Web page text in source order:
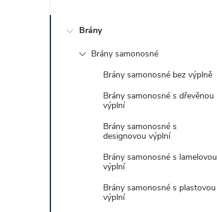
p
Brány
Brány samonosné
Brány samonosné bez výplně
Brány samonosné s dřevěnou
výplní
Brány samonosné s
designovou výplní
Brány samonosné s lamelovou
výplní
Brány samonosné s plastovou
výplní